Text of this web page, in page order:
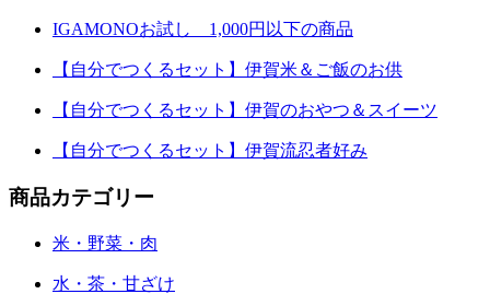
IGAMONOお試し 1,000円以下の商品
【自分でつくるセット】伊賀米＆ご飯のお供
【自分でつくるセット】伊賀のおやつ＆スイーツ
【自分でつくるセット】伊賀流忍者好み
商品カテゴリー
米・野菜・肉
水・茶・甘ざけ